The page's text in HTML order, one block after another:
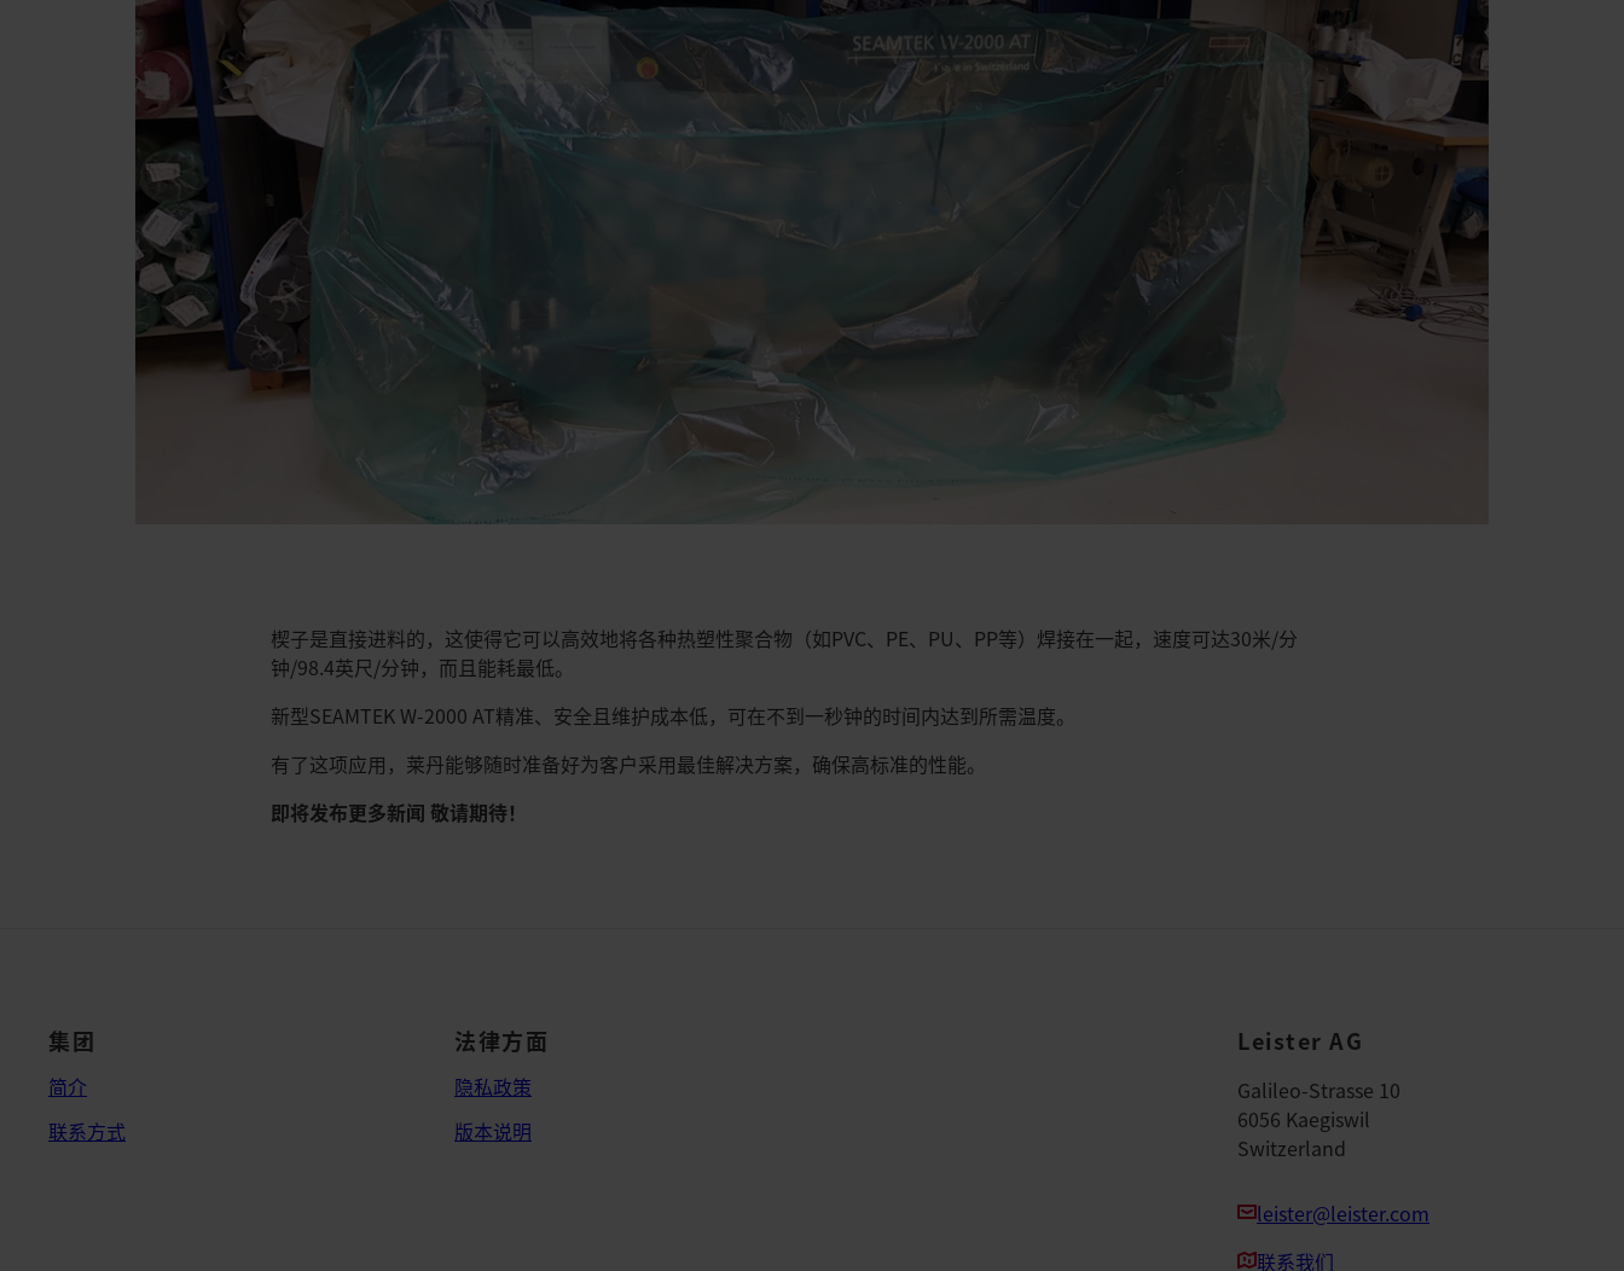
楔子是直接进料的，这使得它可以高效地将各种热塑性聚合物（如PVC、PE、PU、PP等）焊接在一起，速度可达30米/分
钟/98.4英尺/分钟，而且能耗最低。
新型SEAMTEK W-2000 AT精准、安全且维护成本低，可在不到一秒钟的时间内达到所需温度。
有了这项应用，莱丹能够随时准备好为客户采用最佳解决方案，确保高标准的性能。
即将发布更多新闻 敬请期待！
集团
简介
联系方式
法律方面
隐私政策
版本说明
Leister AG
Galileo-Strasse 10
6056 Kaegiswil
Switzerland
leister@leister.com
联系我们